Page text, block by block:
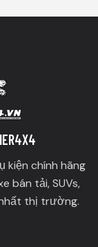
kiện chính hãng
bán tải, SUVs,
thị trường.